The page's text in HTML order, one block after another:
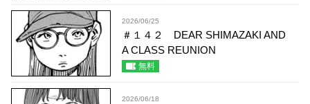
2026/06/25
＃１４２ DEAR SHIMAZAKI AND
A CLASS REUNION
無料
2026/06/18